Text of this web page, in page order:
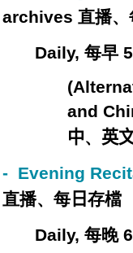
archives 直播、
Daily, 每早
and
中、 英
- Evening
直播、每日 存檔
Daily, 每晚